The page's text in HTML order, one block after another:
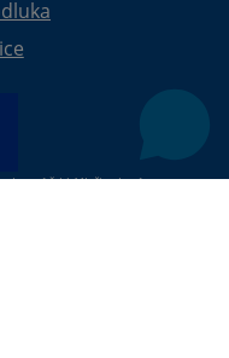
njen sadržaj isključivo je odgovorno